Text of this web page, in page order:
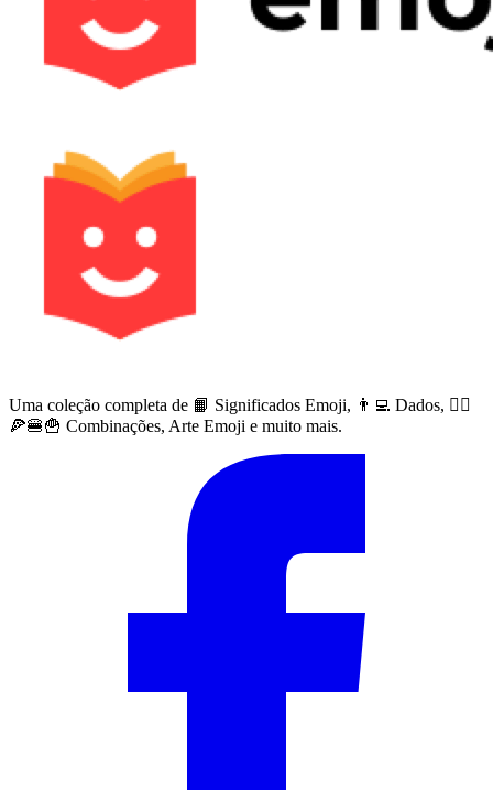
Uma coleção completa de 📙 Significados Emoji, 👨‍💻 Dados, 🙅‍♀️
🍕🍔🍟 Combinações, Arte Emoji e muito mais.